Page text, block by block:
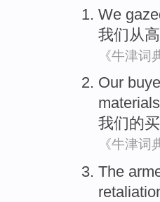
We
我们 从
《牛津词
Our
materials
我们的
《牛津词
The